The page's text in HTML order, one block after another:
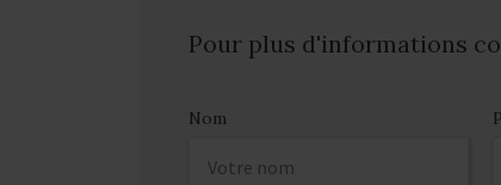
Pour plus d'informations
Nom